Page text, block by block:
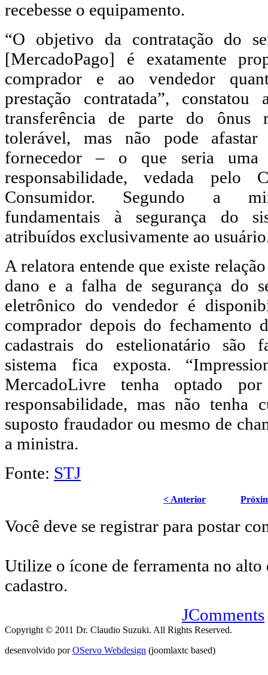
recebesse o equipamento.
“O objetivo da contratação do
[MercadoPago] é exatamente
comprador e ao vendedor
prestação contratada”,
transferência de parte do ônus
tolerável, mas não pode afastar
fornecedor – o que seria uma
responsabilidade, vedada pelo
Consumidor. Segundo a
fundamentais à segurança do
atribuídos exclusivamente ao
A relatora entende que existe
dano e a falha de segurança do
eletrônico do vendedor é
comprador depois do fechamento
cadastrais do estelionatário são
sistema fica exposta.
MercadoLivre tenha optado
responsabilidade, mas não tenha
suposto fraudador ou mesmo de
a ministra.
Fonte: STJ
< Anterior
Você deve se registrar para postar
Utilize o ícone de ferramenta no alto
cadastro.
JComments
Copyright © 2011 Dr. Claudio Suzuki. All Rights Reserved.
desenvolvido porOServo Webdesign (joomlaxtc based)